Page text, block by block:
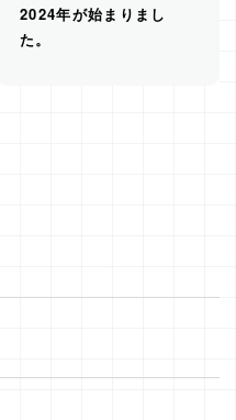
2024年が始まりまし
た。